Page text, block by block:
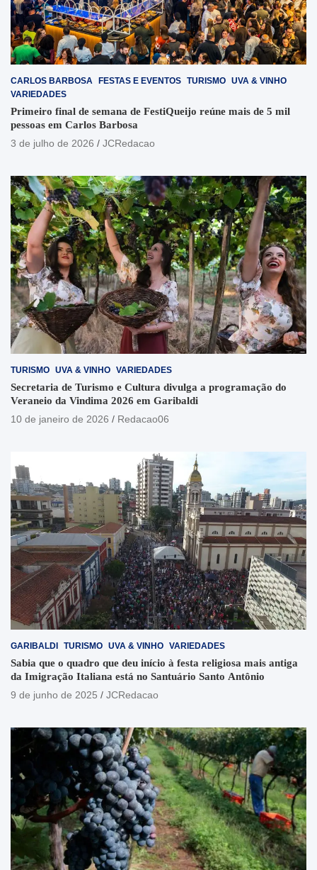
CARLOS BARBOSA FESTAS E EVENTOS TURISMO UVA & VINHO
VARIEDADES
Primeiro final de semana de FestiQueijo reúne mais de 5 mil
pessoas em Carlos Barbosa
3 de julho de 2026
JCRedacao
TURISMO UVA & VINHO VARIEDADES
Secretaria de Turismo e Cultura divulga a programação do
Veraneio da Vindima 2026 em Garibaldi
10 de janeiro de 2026
Redacao06
GARIBALDI TURISMO UVA & VINHO VARIEDADES
Sabia que o quadro que deu início à festa religiosa mais antiga
da Imigração Italiana está no Santuário Santo Antônio
9 de junho de 2025
JCRedacao